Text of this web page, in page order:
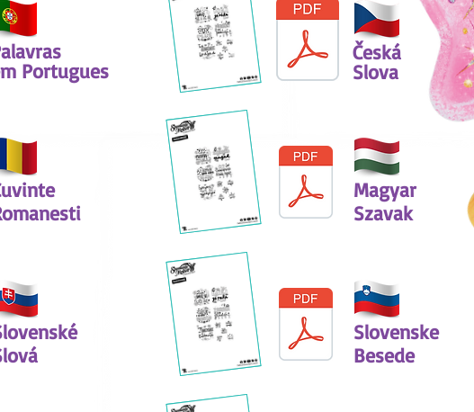
Portugues
Česká
Slova
Magyar
Szavak
Slovenske
Besede